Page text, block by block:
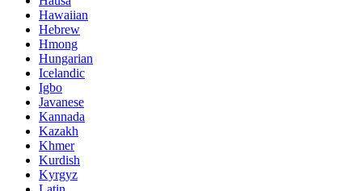
Hawaiian
Hebrew
Hmong
Hungarian
Icelandic
Igbo
Javanese
Kannada
Kazakh
Khmer
Kurdish
Kyrgyz